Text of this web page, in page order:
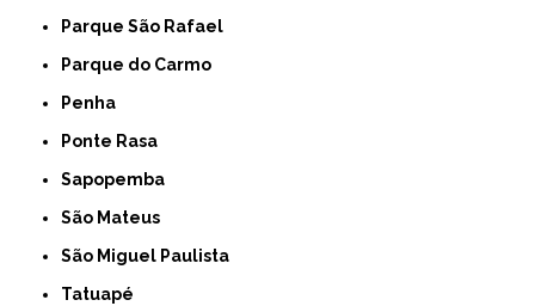
Parque São Rafael
Parque do Carmo
Penha
Ponte Rasa
Sapopemba
São Mateus
São Miguel Paulista
Tatuapé